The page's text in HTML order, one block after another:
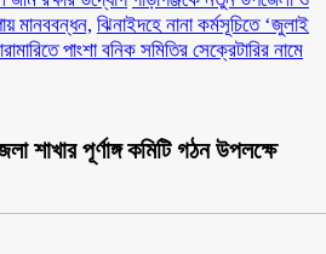
মানববন্ধন, ঝিনাইদহে নানা কর্মসূচিতে ‘জুলাই
পাংশা বনিক সমিতির সেক্রেটারির নামে
শাখার পূর্ণাঙ্গ কমিটি গঠন উপলক্ষে